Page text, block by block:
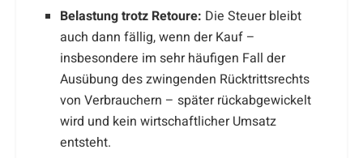
Belastung trotz Retoure: Die Steuer bleibt
auch dann fällig, wenn der Kauf –
insbesondere im sehr häufigen Fall der
Ausübung des zwingenden Rücktrittsrechts
von Verbrauchern – später rückabgewickelt
wird und kein wirtschaftlicher Umsatz
entsteht.